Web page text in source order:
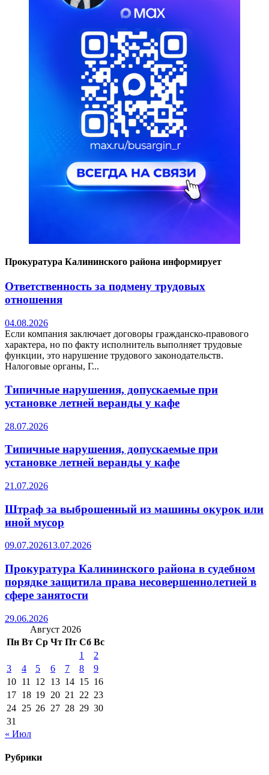
Прокуратура Калининского района информирует
Ответственность за подмену трудовых
отношения
04.08.2026
Если компания заключает договоры гражданско-правового
характера, но по факту исполнитель выполняет трудовые
функции, это нарушение трудового законодательств.
Налоговые органы, Г...
Типичные нарушения, допускаемые при
установке летней веранды у кафе
28.07.2026
Типичные нарушения, допускаемые при
установке летней веранды у кафе
21.07.2026
Штраф за выброшенный из машины окурок или
иной мусор
09.07.202613.07.2026
Прокуратура Калининского района в судебном
порядке защитила права несовершеннолетней в
сфере занятости
29.06.2026
Август 2026
Пн Вт Ср Чт Пт Сб Вс
1
2
3
4 5 6 7 8
9
10 11 12 13 14 15 16
17 18 19 20 21 22 23
24 25 26 27 28 29 30
31
« Июл
Рубрики